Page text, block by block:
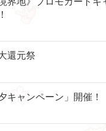
還元祭
キャンペーン」開催！